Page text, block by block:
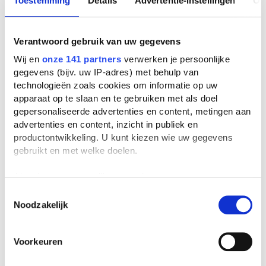
Verantwoord gebruik van uw gegevens
Wij en onze 141 partners verwerken je persoonlijke
gegevens (bijv. uw IP-adres) met behulp van
technologieën zoals cookies om informatie op uw
apparaat op te slaan en te gebruiken met als doel
gepersonaliseerde advertenties en content, metingen aan
advertenties en content, inzicht in publiek en
productontwikkeling. U kunt kiezen wie uw gegevens
gebruikt en met welke doelen.
Als u het toestaat, willen we ook graag:
locatie, die tot een paar meter nauwkeurig kan zijn
scannen op specifieke eigenschappen (fingerprinting)
Lees meer over hoe uw persoonlijke gegevens worden
Noodzakelijk
Voorkeuren
Liberalisme = verzameling ideeën die
Onderdrukking = mensen dwingen dingen
te doen of te geloven die ze niet willen, of
verbieden dingen te doen of te geloven die
ze erg belangrijk vinden.
Partij = een organisatie van mensen die
invloed in het land willen hebben.
land te maken heeft.
Protestant = een deel van de christelijke
Republiek = een staat zonder koning of